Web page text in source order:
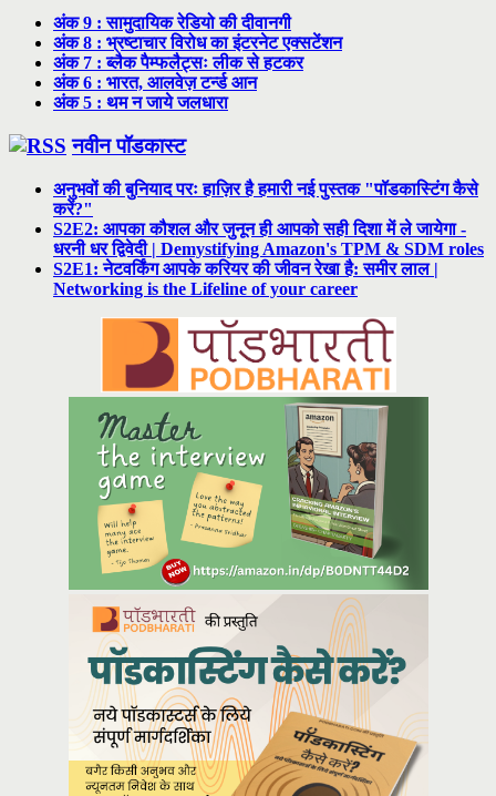
अंक 9 : सामुदायिक रेडियो की दीवानगी
अंक 8 : भ्रष्टाचार विरोध का इंटरनेट एक्सटेंशन
अंक 7 : ब्लैक पैम्फलैट्सः लीक से हटकर
अंक 6 : भारत, आलवेज़ टर्न्ड आन
अंक 5 : थम न जाये जलधारा
नवीन पॉडकास्ट
अनुभवों की बुनियाद परः हाज़िर है हमारी नई पुस्तक "पॉडकास्टिंग कैसे
करें?"
S2E2: आपका कौशल और जुनून ही आपको सही दिशा में ले जायेगा -
धरनी धर द्विवेदी | Demystifying Amazon's TPM & SDM roles
S2E1: नेटवर्किंग आपके करियर की जीवन रेखा है: समीर लाल |
Networking is the Lifeline of your career